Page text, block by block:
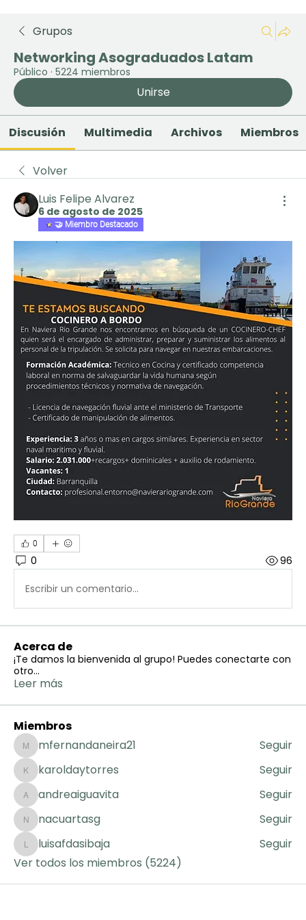
Grupos
Networking Asograduados Latam
Público · 5224 miembros
Unirse
Discusión Multimedia Archivos Miembros
Volver
Luis Felipe Alvarez
6 de agosto de 2025
🤝 Miembro Destacado
0
0 96
Escribir un comentario...
Acerca de
¡Te damos la bienvenida al grupo! Puedes conectarte con
otro...
Leer más
Miembros
mfernandaneira21
mfernandaneira21 Seguir
karoldaytorres
karoldaytorres Seguir
andreaiguavita
andreaiguavita Seguir
nacuartasg
nacuartasg Seguir
luisafdasibaja
luisafdasibaja
Seguir
Ver todos los miembros (5224)